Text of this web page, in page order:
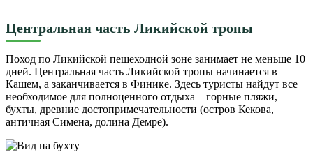
Центральная часть Ликийской тропы
Поход по Ликийской пешеходной зоне занимает не меньше 10
дней. Центральная часть Ликийской тропы начинается в
Кашем, а заканчивается в Финике. Здесь туристы найдут все
необходимое для полноценного отдыха – горные пляжи,
бухты, древние достопримечательности (остров Кекова,
античная Симена, долина Демре).